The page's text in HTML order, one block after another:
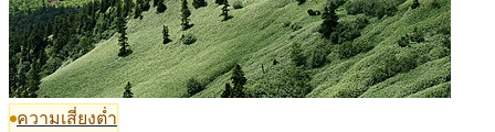
ความเสี่ยงต่ำ